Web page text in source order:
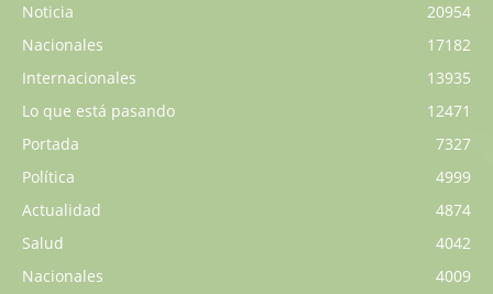
Noticia
20954
Nacionales
17182
Internacionales
13935
Lo que está pasando
12471
Portada
7327
Política
4999
Actualidad
4874
Salud
4042
Nacionales
4009